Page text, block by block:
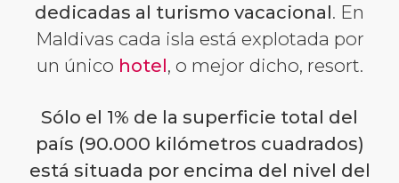
dedicadas al turismo vacacional. En
Maldivas cada isla está explotada por
un único hotel, o mejor dicho, resort.
Sólo el 1% de la superficie total del
país (90.000 kilómetros cuadrados)
está situada por encima del nivel del